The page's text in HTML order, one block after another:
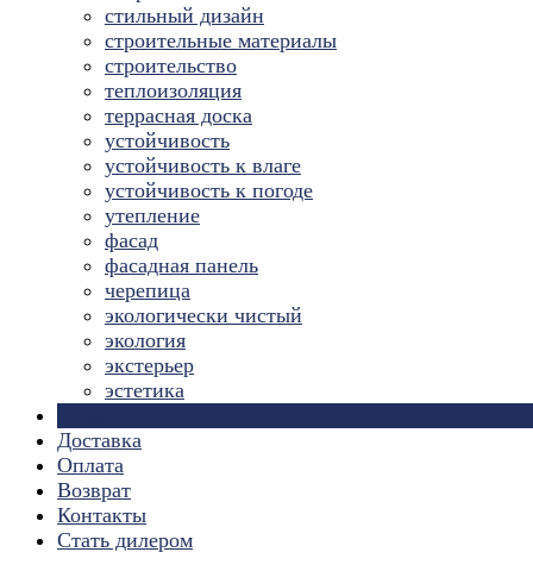
стильный дизайн
строительные материалы
строительство
теплоизоляция
террасная доска
устойчивость
устойчивость к влаге
устойчивость к погоде
утепление
фасад
фасадная панель
черепица
экологически чистый
экология
экстерьер
эстетика
Доставка
Оплата
Возврат
Контакты
Стать дилером